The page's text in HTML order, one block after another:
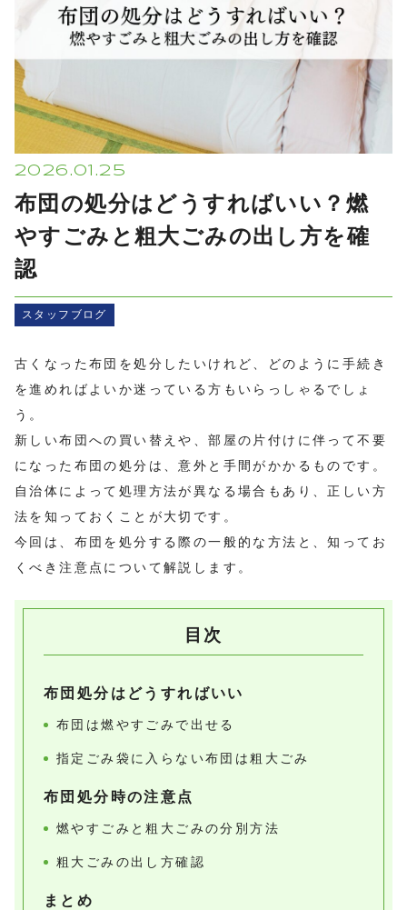
2026.01.25
布団の処分はどうすればいい？燃
やすごみと粗大ごみの出し方を確
認
スタッフブログ
古くなった布団を処分したいけれど、どのように手続き
を進めればよいか迷っている方もいらっしゃるでしょ
う。
新しい布団への買い替えや、部屋の片付けに伴って不要
になった布団の処分は、意外と手間がかかるものです。
自治体によって処理方法が異なる場合もあり、正しい方
法を知っておくことが大切です。
今回は、布団を処分する際の一般的な方法と、知ってお
くべき注意点について解説します。
目次
布団処分はどうすればいい
布団は燃やすごみで出せる
指定ごみ袋に入らない布団は粗大ごみ
布団処分時の注意点
燃やすごみと粗大ごみの分別方法
粗大ごみの出し方確認
まとめ